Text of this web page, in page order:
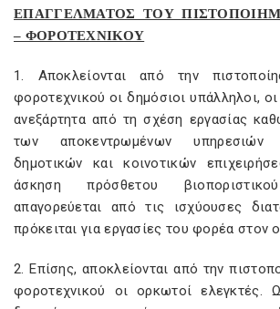
ΕΠΑΓΓΕΛΜΑΤΟΣ ΤΟΥ
– ΦΟΡΟΤΕΧΝΙΚΟΥ
1. Αποκλείονται από την
φοροτεχνικού οι δημόσιοι υπάλληλοι,
ανεξάρτητα από τη σχέση εργασίας
των αποκεντρωμένων υπηρεσιών
δημοτικών και κοινοτικών
άσκηση πρόσθετου
απαγορεύεται από τις ισχύουσες
πρόκειται για εργασίες του φορέα στον
2. Επίσης, αποκλείονται από την
φοροτεχνικού οι ορκωτοί ελεγκτές.